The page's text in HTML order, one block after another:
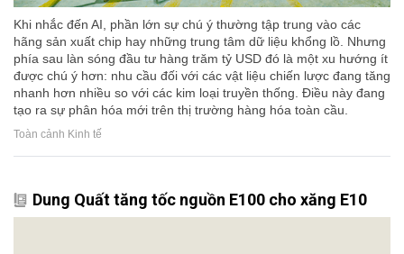
Khi nhắc đến AI, phần lớn sự chú ý thường tập trung vào các
hãng sản xuất chip hay những trung tâm dữ liệu khổng lồ. Nhưng
phía sau làn sóng đầu tư hàng trăm tỷ USD đó là một xu hướng ít
được chú ý hơn: nhu cầu đối với các vật liệu chiến lược đang tăng
nhanh hơn nhiều so với các kim loại truyền thống. Điều này đang
tạo ra sự phân hóa mới trên thị trường hàng hóa toàn cầu.
Toàn cảnh Kinh tế
Dung Quất tăng tốc nguồn E100 cho xăng E10